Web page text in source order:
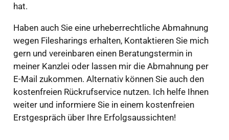
hat.
Haben auch Sie eine urheberrechtliche Abmahnung
wegen Filesharings erhalten, Kontaktieren Sie mich
gern und vereinbaren einen Beratungstermin in
meiner Kanzlei oder lassen mir die Abmahnung per
E-Mail zukommen. Alternativ können Sie auch den
kostenfreien Rückrufservice nutzen. Ich helfe Ihnen
weiter und informiere Sie in einem kostenfreien
Erstgespräch über Ihre Erfolgsaussichten!